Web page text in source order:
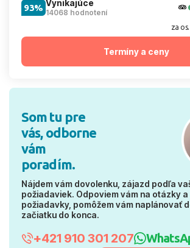
Vynikajúce
14068 hodnotení
93%
za
Termíny a ceny
Som tu pre
vás, odborne
vám
poradím.
Nájdem vám dovolenku, zájazd podľa
požiadaviek. Odpoviem vám na otázky a
požiadavky, pomôžem vám naplánovať
začiatku do konca.
+421 910 301 207